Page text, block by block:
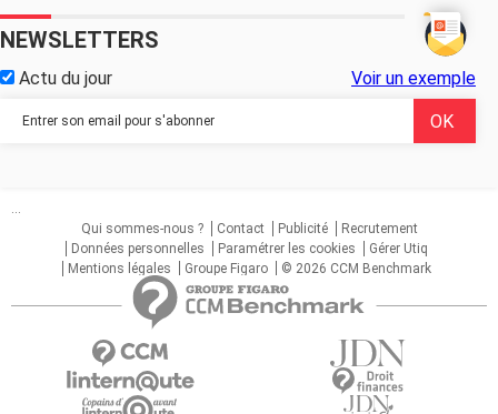
NEWSLETTERS
Actu du jour Voir un exemple
...
Qui sommes-nous ?
Contact Publicité
Recrutement
Données personnelles
Paramétrer les cookies
Gérer Utiq
Mentions légales
Groupe Figaro © 2026 CCM Benchmark